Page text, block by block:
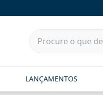
LANÇAMENTOS